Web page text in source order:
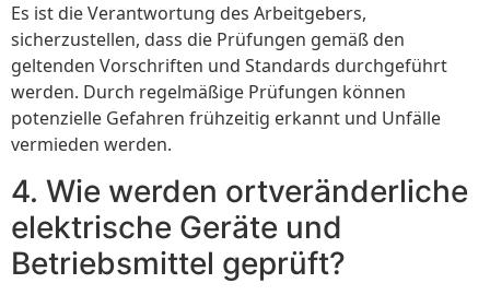
Es ist die Verantwortung des Arbeitgebers,
sicherzustellen, dass die Prüfungen gemäß den
geltenden Vorschriften und Standards durchgeführt
werden. Durch regelmäßige Prüfungen können
potenzielle Gefahren frühzeitig erkannt und Unfälle
vermieden werden.
4. Wie werden ortveränderliche
elektrische Geräte und
Betriebsmittel geprüft?